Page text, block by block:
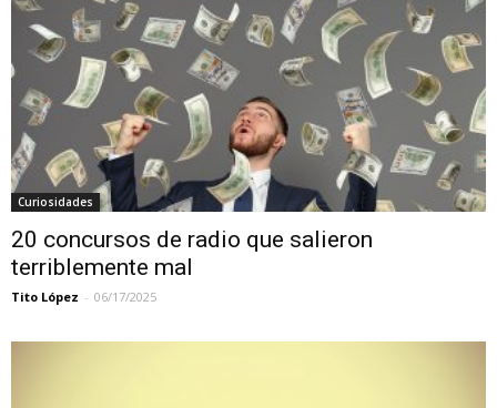
Curiosidades
20 concursos de radio que salieron
terriblemente mal
Tito López - 06/17/2025